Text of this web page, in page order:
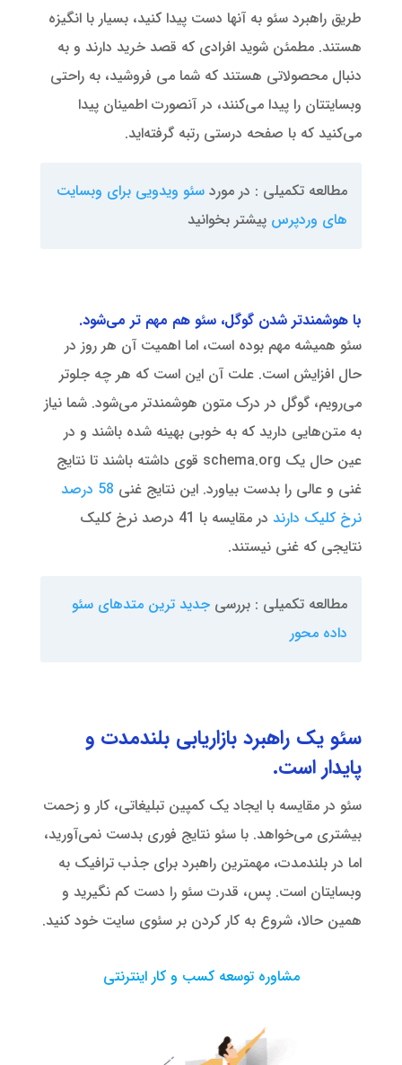
طریق راهبرد سئو به آنها دست پیدا کنید، بسیار با انگیزه
هستند. مطمئن شوید افرادی که قصد خرید دارند و به
دنبال محصولاتی هستند که شما می‌ فروشید، به راحتی
وبسایتتان را پیدا می‌کنند، در آنصورت اطمینان پیدا
می‌کنید که با صفحه درستی رتبه گرفته‌اید.
مطالعه تکمیلی : در مورد سئو ویدویی برای وبسایت
های وردپرس پیشتر بخوانید
با هوشمندتر شدن گوگل، سئو هم مهم تر می‌شود.
سئو همیشه مهم بوده است، اما اهمیت آن هر روز در
حال افزایش است. علت آن این است که هر چه جلوتر
می‌رویم، ‌گوگل در درک متون هوشمندتر می‌شود. شما نیاز
به متن‌هایی دارید که به خوبی بهینه شده باشند و در
عین حال یک schema.org قوی داشته باشند تا نتایج
غنی و عالی را بدست بیاورد. این نتایج غنی
58 درصد
نرخ کلیک دارند
در مقایسه با 41 درصد نرخ کلیک
نتایجی که غنی نیستند.
مطالعه تکمیلی : بررسی جدید ترین متدهای سئو
داده محور
سئو یک راهبرد بازاریابی بلندمدت و
پایدار است.
سئو در مقایسه با ایجاد یک کمپین تبلیغاتی، کار و زحمت
بیشتری می‌خواهد. با سئو نتایج فوری بدست نمی‌آورید،
اما در بلندمدت، مهمترین راهبرد برای جذب ترافیک به
وبسایتان است. پس، قدرت سئو را دست کم نگیرید و
همین حالا، شروع به کار کردن بر سئوی سایت خود کنید.
مشاوره توسعه کسب و کار اینترنتی